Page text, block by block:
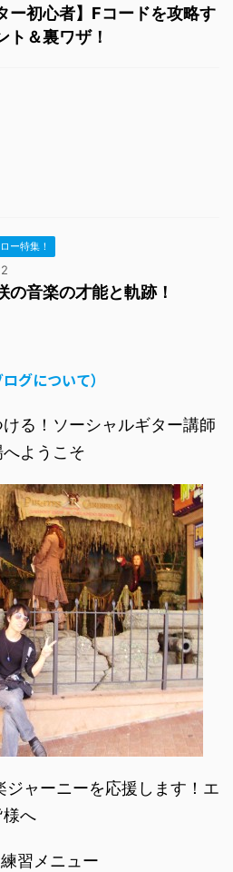
ー初心者】Fコードを攻略す
ト＆裏ワザ！
ー特集！
の音楽の才能と軌跡！
グについて）
る！ソーシャルギター講師
ようこそ
ャーニーを応援します！エ
様へ
習メニュー